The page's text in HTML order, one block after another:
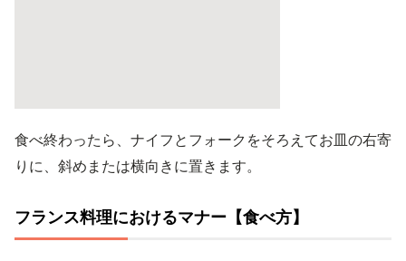
食べ終わったら、ナイフとフォークをそろえてお皿の右寄
りに、斜めまたは横向きに置きます。
フランス料理におけるマナー【食べ方】